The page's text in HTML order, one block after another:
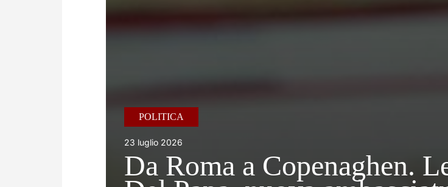
POLITICA
23 luglio 2026
Da Roma a Copenaghen.